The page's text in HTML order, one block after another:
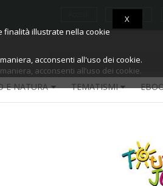
X
finalità illustrate nella cookie
acconsenti all’uso dei cookie.
X
finalità illustrate nella cookie
acconsenti all'uso dei cookie.
Registrati
E NATURA TEMATISMI